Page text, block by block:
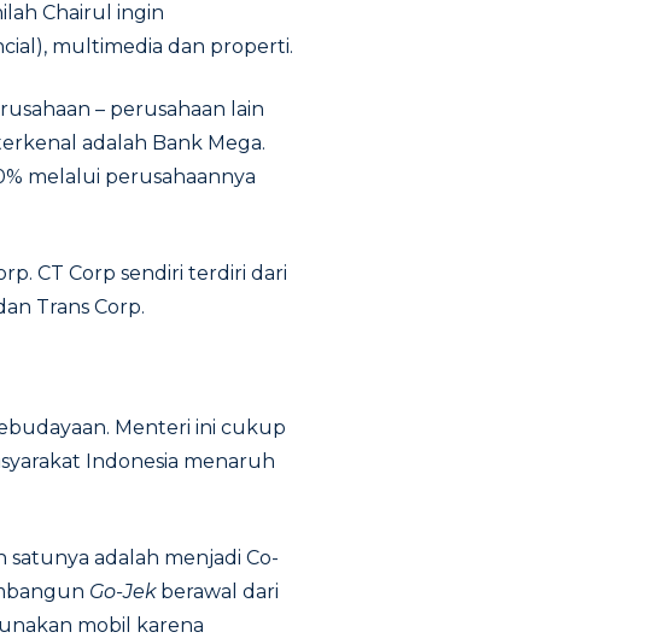
Chairul ingin
multimedia dan properti.
– perusahaan lain
adalah Bank Mega.
melalui perusahaannya
CT Corp sendiri terdiri dari
Trans Corp.
Menteri ini cukup
Indonesia menaruh
satunya adalah menjadi Co-
Go-Jekberawal dari
mobil karena